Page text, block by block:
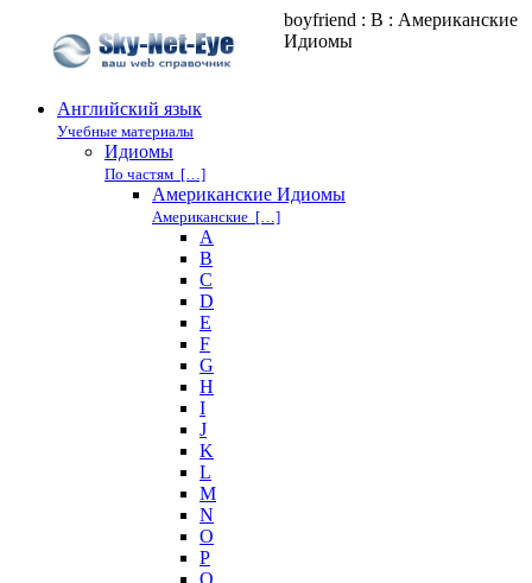
boyfriend : B : Американские
Идиомы
Английский язык
Учебные материалы
Идиомы
По частям […]
Американские Идиомы
Американские […]
A
B
C
D
E
F
G
H
I
J
K
L
M
N
O
P
Q